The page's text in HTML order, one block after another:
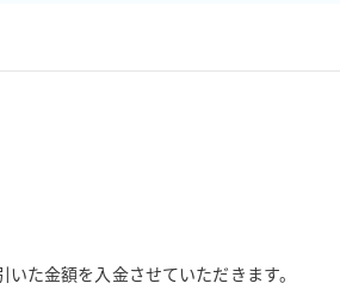
た金額を入金させていただきます。